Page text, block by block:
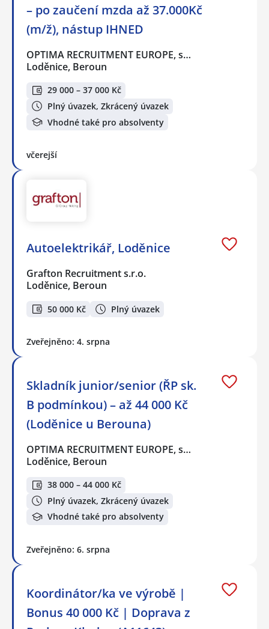
– po zaučení mzda až 37.000Kč
(m/ž), nástup IHNED
OPTIMA RECRUITMENT EUROPE, s…
Loděnice, Beroun
29 000 – 37 000 Kč
Plný úvazek, Zkrácený úvazek
Vhodné také pro absolventy
včerejší
Autoelektrikář, Loděnice
Grafton Recruitment s.r.o.
Loděnice, Beroun
50 000 Kč Plný úvazek
Zveřejněno: 4. srpna
Skladník junior/senior (ŘP sk.
B podmínkou) – až 44 000 Kč
(Loděnice u Berouna)
OPTIMA RECRUITMENT EUROPE, s…
Loděnice, Beroun
38 000 – 44 000 Kč
Plný úvazek, Zkrácený úvazek
Vhodné také pro absolventy
Zveřejněno: 6. srpna
Koordinátor/ka ve výrobě |
Bonus 40 000 Kč | Doprava z